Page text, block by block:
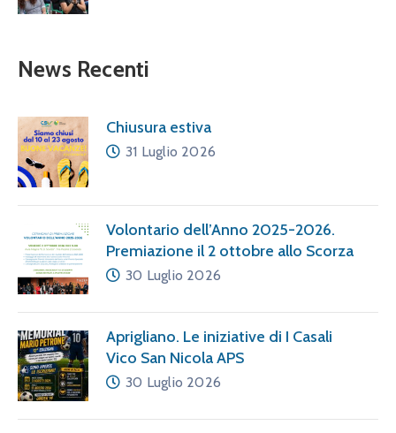
News Recenti
Chiusura estiva
31 Luglio 2026
Volontario dell’Anno 2025-2026.
Premiazione il 2 ottobre allo Scorza
30 Luglio 2026
Aprigliano. Le iniziative di I Casali
Vico San Nicola APS
30 Luglio 2026